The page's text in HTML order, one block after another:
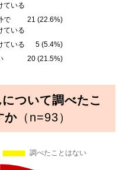
ている
で
ている
21 (22.6%)
ている
5 (5.4%)
20 (21.5%)
ついて調べたこ
か（n=93）